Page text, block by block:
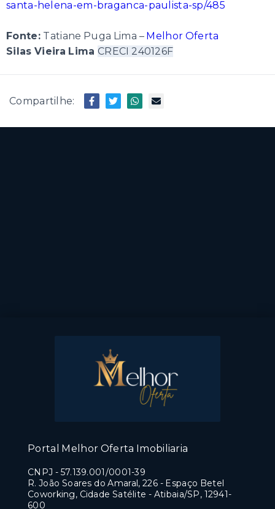
santa-helena-em-braganca-paulista-sp/485
Fonte: Tatiane Puga Lima – Melhor Oferta
Silas Vieira LimaCRECI 240126F
Compartilhe:
Portal Melhor Oferta Imobiliaria
CNPJ - 57.139.001/0001-39
R. João Soares do Amaral, 226 - Espaço Betel
Coworking, Cidade Satélite - Atibaia/SP, 12941-
600